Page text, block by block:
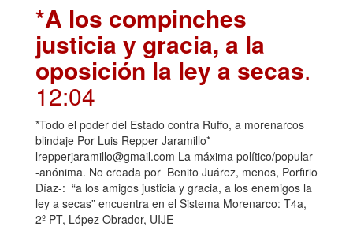
*A los compinches
justicia y gracia, a la
oposición la ley a secas.
12:04
*Todo el poder del Estado contra Ruffo, a morenarcos
blindaje Por Luis Repper Jaramillo*
lrepperjaramillo@gmail.com La máxima político/popular
-anónima. No creada por Benito Juárez, menos, Porfirio
Díaz-: “a los amigos justicia y gracia, a los enemigos la
ley a secas” encuentra en el Sistema Morenarco: T4a,
2º PT, López Obrador, UIJE